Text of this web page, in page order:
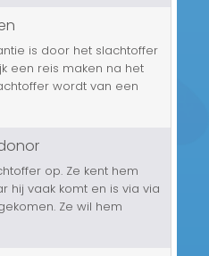
Andere
is door het slachtoffer
een reis maken na het
wordt van een
te horen dat hij
en aangezien dit
gewoon...
op. Ze kent hem
hij vaak komt en is via via
Ze wil hem
Of hij haar zaaddonor
namelijk dat jouw